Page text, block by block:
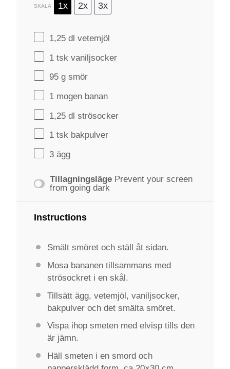
SKALA 1x 2x 3x
1,25 dl vetemjöl
1 tsk vaniljsocker
95 g smör
1 mogen banan
1,25 dl strösocker
1 tsk bakpulver
3 ägg
Tillagningsläge Prevent your screen
from going dark
Instructions
Smält smöret och ställ åt sidan.
Mosa bananen tillsammans med
strösockret i en skål.
Tillsätt ägg, vetemjöl, vaniljsocker,
bakpulver och det smälta smöret.
Vispa ihop smeten med elvisp tills den
är jämn.
Häll smeten i en smord och